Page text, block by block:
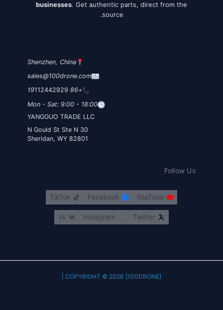
businesses. Get authentic parts, direct from the
source.
Shenzhen, China
sales@100drone.com
+86 19
112442929
Mon - Sat: 9:00 - 18:00
YANGGUO TRADE LLC
30 N Gould St Ste N
Sheridan, WY 82801
Follow Us
YouTube
Facebook
TikTok
Twitter
Instagram
vk
COPYRIGHT © 2026 [100DRONE] |